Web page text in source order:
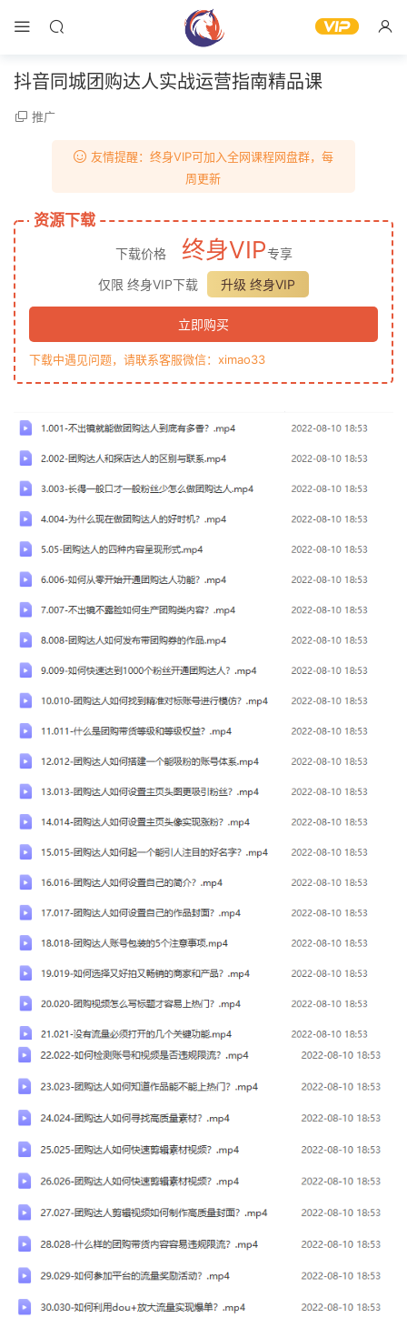
抖音同城团购达人实战运营指南精品课
推广
友情提醒：终身VIP可加入全网课程网盘群，每
周更新
资源下载
下载价格 终身VIP专享
仅限 终身VIP下载
升级 终身VIP
立即购买
下载中遇见问题，请联系客服微信：ximao33